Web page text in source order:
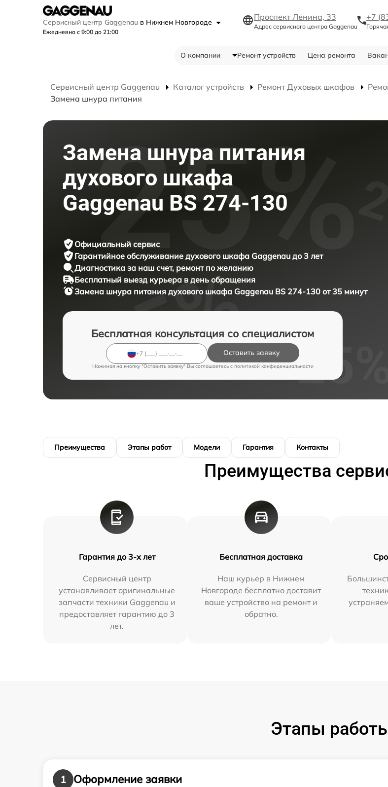
Сервисный центр Gaggenau в Нижнем Новгороде
Ежедневно с 9:00 до 21:00
Проспект Ленина, 33
Адрес сервисного центра Gaggenau
+7
О компании Ремонт устройств Цена ремонта
Сервисный центр Gaggenau Каталог устройств Ремонт Духовых шкафов
Замена шнура питания
Замена шнура питания
духового шкафа
Gaggenau BS 274-130
Официальный сервис
Гарантийное обслуживание духового шкафа Gaggenau до 3 лет
Диагностика за наш счет, ремонт по желанию
Бесплатный выезд курьера в день обращения
Замена шнура питания духового шкафа Gaggenau BS 274-130 от 35 минут
Бесплатная консультация со специалистом
Оставить заявку
Нажимая на кнопку "Оставить заявку" Вы соглашаетесь c политикой конфиденциальности
Преимущества Этапы работ Модели Гарантия Контакты
Преимущества
Гарантия до 3-х лет
Сервисный центр
устанавливает оригинальные
запчасти техники Gaggenau и
предоставляет гарантию до 3
лет.
Бесплатная доставка
Наш курьер в Нижнем
Новгороде бесплатно доставит
ваше устройство на ремонт и
обратно.
Этапы
1
Оформление заявки